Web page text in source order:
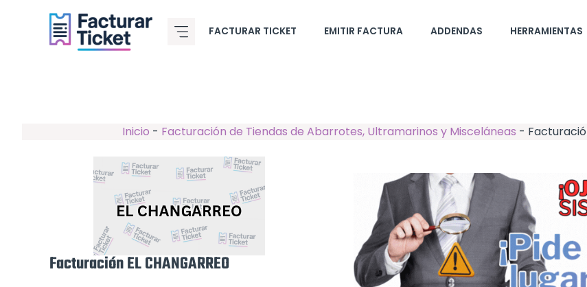
contenido
FACTURAR TICKET EMITIR FACTURA ADDENDAS HERRAMIENTAS
Inicio - Facturación de Tiendas de Abarrotes, Ultramarinos y Misceláneas -
Facturación EL CHANGARREO